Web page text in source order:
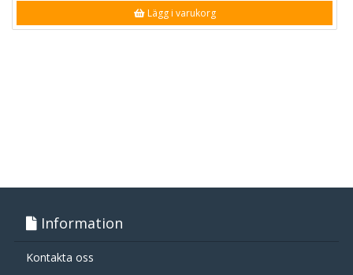
Lägg i varukorg
Information
Kontakta oss